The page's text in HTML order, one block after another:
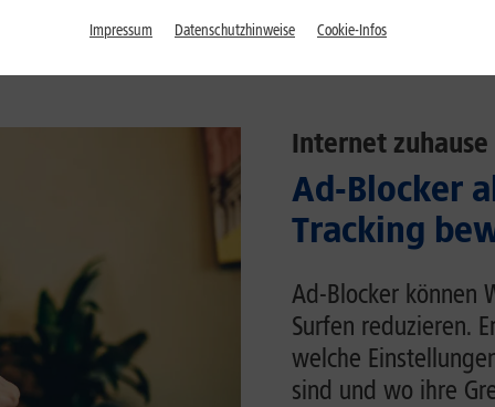
Internet zuhause
Ad-Blocker
Tracking
Ad-Blocker können
Surfen reduzieren.
welche
sind und wo ihre
Impressum Datenschutzhinweise Cookie-Infos